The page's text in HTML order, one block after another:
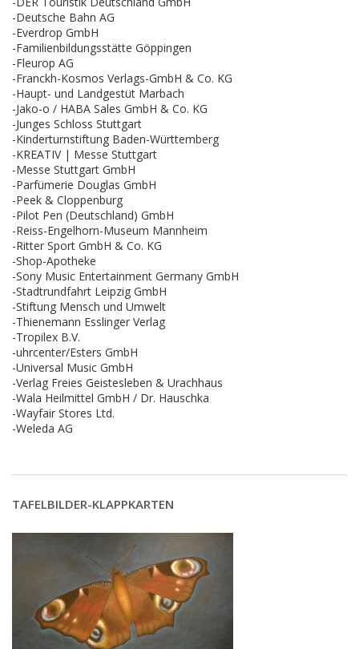
-Deutsche Bahn AG
-Everdrop GmbH
-Familienbildungsstätte Göppingen
-Fleurop AG
-Franckh-Kosmos Verlags-GmbH & Co. KG
-Haupt- und Landgestüt Marbach
-Jako-o / HABA Sales GmbH & Co. KG
-Junges Schloss Stuttgart
-Kinderturnstiftung Baden-Württemberg
-KREATIV | Messe Stuttgart
-Messe Stuttgart GmbH
-Parfümerie Douglas GmbH
-Peek & Cloppenburg
-Pilot Pen (Deutschland) GmbH
-Reiss-Engelhorn-Museum Mannheim
-Ritter Sport GmbH & Co. KG
-Shop-Apotheke
-Sony Music Entertainment Germany GmbH
-Stadtrundfahrt Leipzig GmbH
-Stiftung Mensch und Umwelt
-Thienemann Esslinger Verlag
-Tropilex B.V.
-uhrcenter/Esters GmbH
-Universal Music GmbH
-Verlag Freies Geistesleben & Urachhaus
-Wala Heilmittel GmbH / Dr. Hauschka
-Wayfair Stores Ltd.
-Weleda AG
TAFELBILDER-KLAPPKARTEN